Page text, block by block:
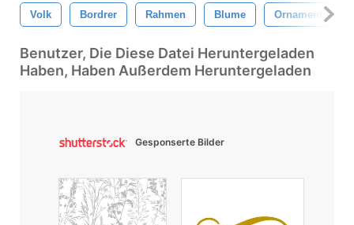
Volk Bordrer Rahmen Blume Ornament
Benutzer, Die Diese Datei Heruntergeladen
Haben, Haben Außerdem Heruntergeladen
Gesponserte Bilder